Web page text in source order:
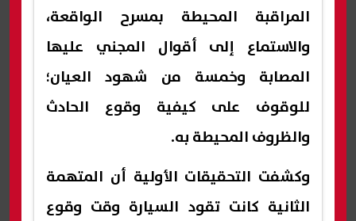
المراقبة المحيطة بمسرح الواقعة،
والاستماع إلى أقوال المجني عليها
المصابة وخمسة من شهود العيان؛
للوقوف على كيفية وقوع الحادث
والظروف المحيطة به.
وكشفت التحقيقات الأولية أن المتهمة
الثانية كانت تقود السيارة وقت وقوع